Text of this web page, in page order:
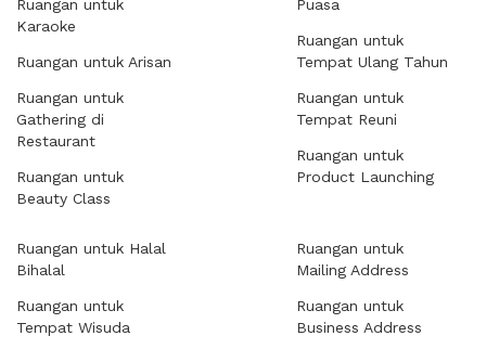
Ruangan untuk
Karaoke
Ruangan untuk Arisan
Ruangan untuk
Gathering di
Restaurant
Ruangan untuk
Beauty Class
Puasa
Ruangan untuk
Tempat Ulang Tahun
Ruangan untuk
Tempat Reuni
Ruangan untuk
Product Launching
Ruangan untuk Halal
Bihalal
Ruangan untuk
Tempat Wisuda
Ruangan untuk
Mailing Address
Ruangan untuk
Business Address